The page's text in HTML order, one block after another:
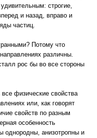
строгие,
и назад, вправо и
частиц.
Потому что
различны.
рос бы во все стороны
физические свойства
или, как говорят
свойств по разным
особенность
однородны, анизотропны и